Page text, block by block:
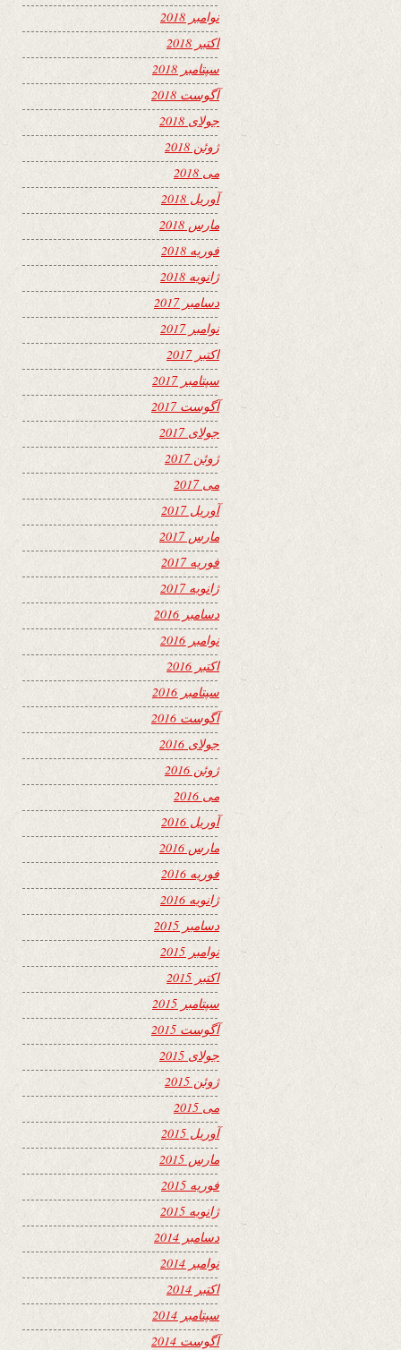
نوامبر 2018
اکتبر 2018
سپتامبر 2018
آگوست 2018
جولای 2018
ژوئن 2018
می 2018
آوریل 2018
مارس 2018
فوریه 2018
ژانویه 2018
دسامبر 2017
نوامبر 2017
اکتبر 2017
سپتامبر 2017
آگوست 2017
جولای 2017
ژوئن 2017
می 2017
آوریل 2017
مارس 2017
فوریه 2017
ژانویه 2017
دسامبر 2016
نوامبر 2016
اکتبر 2016
سپتامبر 2016
آگوست 2016
جولای 2016
ژوئن 2016
می 2016
آوریل 2016
مارس 2016
فوریه 2016
ژانویه 2016
دسامبر 2015
نوامبر 2015
اکتبر 2015
سپتامبر 2015
آگوست 2015
جولای 2015
ژوئن 2015
می 2015
آوریل 2015
مارس 2015
فوریه 2015
ژانویه 2015
دسامبر 2014
نوامبر 2014
اکتبر 2014
سپتامبر 2014
آگوست 2014